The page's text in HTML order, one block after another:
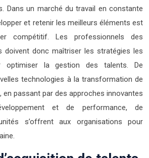
Dans un marché du travail en constante
et retenir les meilleurs éléments est
compétitif. Les professionnels des
doivent donc maîtriser les stratégies les
optimiser la gestion des talents. De
technologies à la transformation de
en passant par des approches innovantes
et de performance, de
s’offrent aux organisations pour